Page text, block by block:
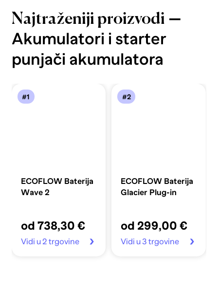
Najtraženiji proizvodi —
Akumulatori i starter
punjači akumulatora
#1
ECOFLOW Baterija
Wave 2
od 738,30 €
Vidi u 2 trgovine
#2
ECOFLOW Baterija
Glacier Plug-in
od 299,00 €
Vidi u 3 trgovine